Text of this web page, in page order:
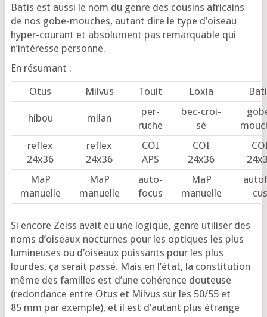
Batis est aus­si le nom du genre des cou­sins afri­cains
de nos gobe-mouches, autant dire le type d’oi­seau
hyper-cou­rant et abso­lu­ment pas remar­quable qui
n’in­té­resse personne.
En résu­mant :
Otus
Mil­vus Touit Loxia
hibou milan
per­
ruche
bec-croi­
sé
reflex
24x36
reflex
24x36
COI
APS
COI
24x36
MaP
manuelle
MaP
manuelle
auto­
fo­cus
MaP
manuelle
Si encore Zeiss avait eu une logique, genre uti­li­ser des
noms d’oi­seaux noc­turnes pour les optiques les plus
lumi­neuses ou d’oi­seaux puis­sants pour les plus
lourdes, ça serait pas­sé. Mais en l’é­tat, la consti­tu­tion
même des familles est d’une cohé­rence dou­teuse
(redon­dance entre Otus et Mil­vus sur les 50/55 et
85 mm par exemple), et il est d’au­tant plus étrange